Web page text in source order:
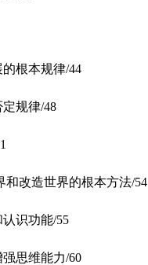
根本规律/44
规律/48
和改造世界的根本方法/54
识功能/55
思维能力/60